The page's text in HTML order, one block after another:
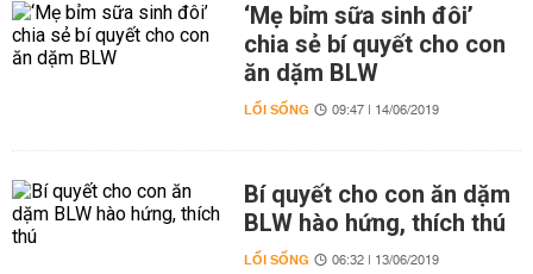
‘Mẹ bỉm sữa sinh đôi’
chia sẻ bí quyết cho con
ăn dặm BLW
LỐI SỐNG 09:47 | 14/06/2019
Bí quyết cho con ăn dặm
BLW hào hứng, thích thú
LỐI SỐNG 06:32 | 13/06/2019